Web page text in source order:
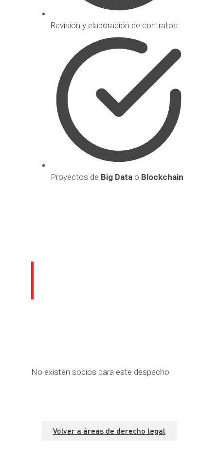
Revisión y elaboración de contratos
Proyectos de Big Data o Blockchain
No existen socios para este despacho
Volver a áreas de derecho legal